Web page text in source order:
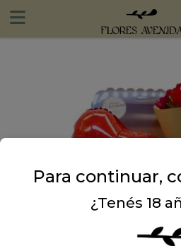
Para continuar,
¿Tenés 18